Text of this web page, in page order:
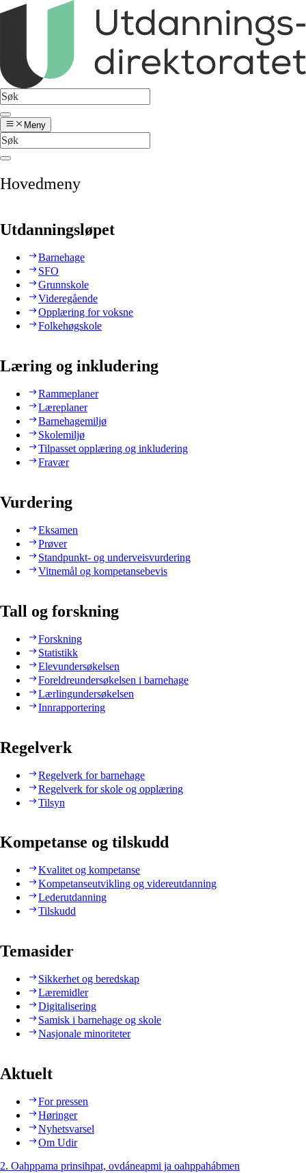
Meny
Hovedmeny
Utdanningsløpet
Barnehage
SFO
Grunnskole
Videregående
Opplæring for voksne
Folkehøgskole
Læring og inkludering
Rammeplaner
Læreplaner
Barnehagemiljø
Skolemiljø
Tilpasset opplæring og inkludering
Fravær
Vurdering
Eksamen
Prøver
Standpunkt- og underveisvurdering
Vitnemål og kompetansebevis
Tall og forskning
Forskning
Statistikk
Elevundersøkelsen
Foreldreundersøkelsen i barnehage
Lærlingundersøkelsen
Innrapportering
Regelverk
Regelverk for barnehage
Regelverk for skole og opplæring
Tilsyn
Kompetanse og tilskudd
Kvalitet og kompetanse
Kompetanseutvikling og videreutdanning
Lederutdanning
Tilskudd
Temasider
Sikkerhet og beredskap
Læremidler
Digitalisering
Samisk i barnehage og skole
Nasjonale minoriteter
Aktuelt
For pressen
Høringer
Nyhetsvarsel
Om Udir
2. Oahppama prinsihpat, ovdáneapmi ja oahppahábmen